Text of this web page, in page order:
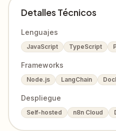
Detalles Técnicos
Lenguajes
JavaScript TypeScript
Frameworks
Node.js LangChain
Despliegue
Self-hosted n8n Cloud